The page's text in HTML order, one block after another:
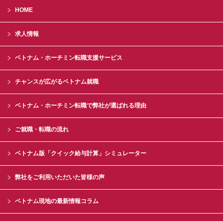
HOME
求人情報
ベトナム・ホーチミン転職支援サービス
チャンスが広がるベトナム就職
ベトナム・ホーチミン転職で弊社が選ばれる理由
ご就職・転職の流れ
ベトナム版「クイック給与計算」シミュレーター
弊社をご利用いただいた皆様の声
ベトナム現地の最新情報コラム